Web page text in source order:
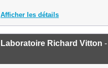
Afficher les détails
Laboratoire Richard Vitton